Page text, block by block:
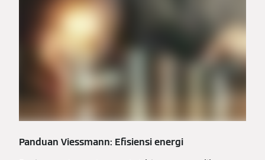
Panduan Viessmann: Efisiensi energi